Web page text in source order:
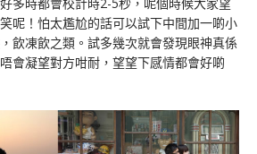
呢！怕太尷尬的話可以試下中間加一啲小
飲凍飲之類。試多幾次就會發現眼神真係
會凝望對方咁耐，望望下感情都會好啲